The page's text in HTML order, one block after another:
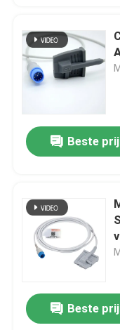
Eenmalige IBP-
Medische
Medische
Andere
Kabels voor
Beste
Beste